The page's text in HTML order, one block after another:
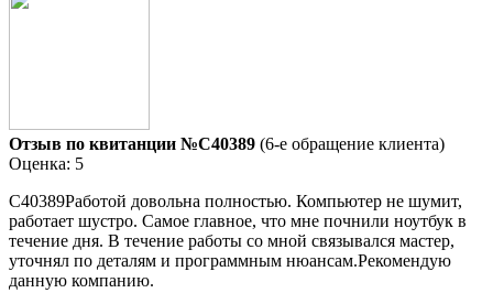
Отзыв по квитанции №C40389 (6-е обращение клиента)
Оценка: 5
C40389Работой довольна полностью. Компьютер не шумит,
работает шустро. Самое главное, что мне почнили ноутбук в
течение дня. В течение работы со мной связывался мастер,
уточнял по деталям и программным нюансам.Рекомендую
данную компанию.